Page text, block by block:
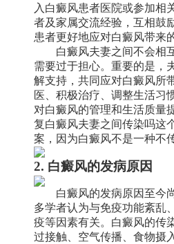
入白癜风患者医院或参加相
者及家属交流经验，互相鼓
患者更好地应对白癜风带来
白癜风夫妻之间不会相
需要过于担心。重要的是，
解支持，共同应对白癜风所
医、积极治疗、调整生活习
对白癜风的管理和生活质量
复白癜风夫妻之间传染吗这
案，因为白癜风不是一种不
2. 白癜风的发病原因
白癜风的发病原因至今
多学者认为与免疫功能紊乱
疫等因素有关。白癜风的传
过接触、空气传播、食物摄